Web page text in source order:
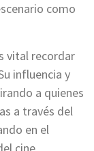
como
vital recordar
influencia y
a quienes
a través del
en el